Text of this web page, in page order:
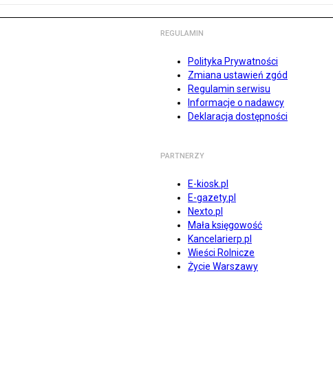
REGULAMIN
Polityka Prywatności
Zmiana ustawień zgód
Regulamin serwisu
Informacje o nadawcy
Deklaracja dostępności
PARTNERZY
E-kiosk.pl
E-gazety.pl
Nexto.pl
Mała księgowość
Kancelarierp.pl
Wieści Rolnicze
Życie Warszawy